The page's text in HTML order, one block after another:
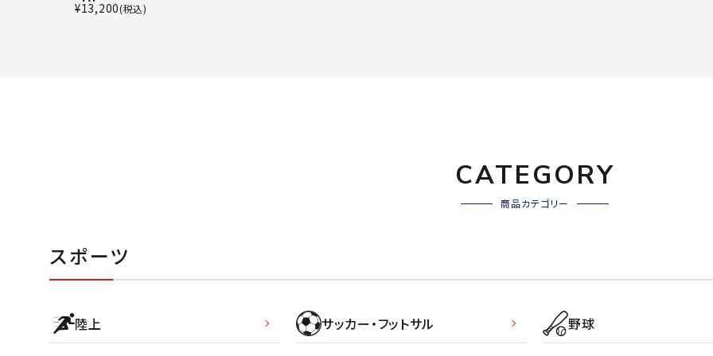
¥13,200(税込)
CATEGORY
商品カテゴリー
スポーツ
陸上 サッカー・フットサル 野球